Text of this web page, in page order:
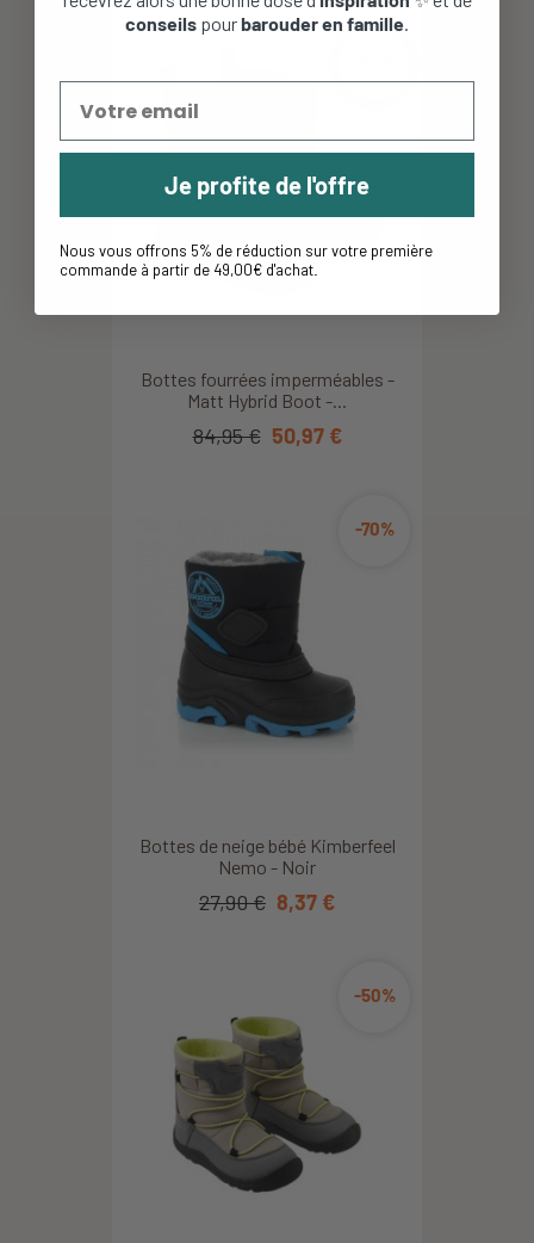
Bottes fourrées imperméables -
Matt Hybrid Boot -...
84,95 € 50,97 €
Bottes de neige bébé Kimberfeel
Nemo - Noir
-70%
27,90 € 8,37 €
-50%
conseils pourbarouder en famille.
Je profite de l'offre
Nous vous offrons 5% de réduction sur votre première
commande à partir de 49,00€ d'achat.